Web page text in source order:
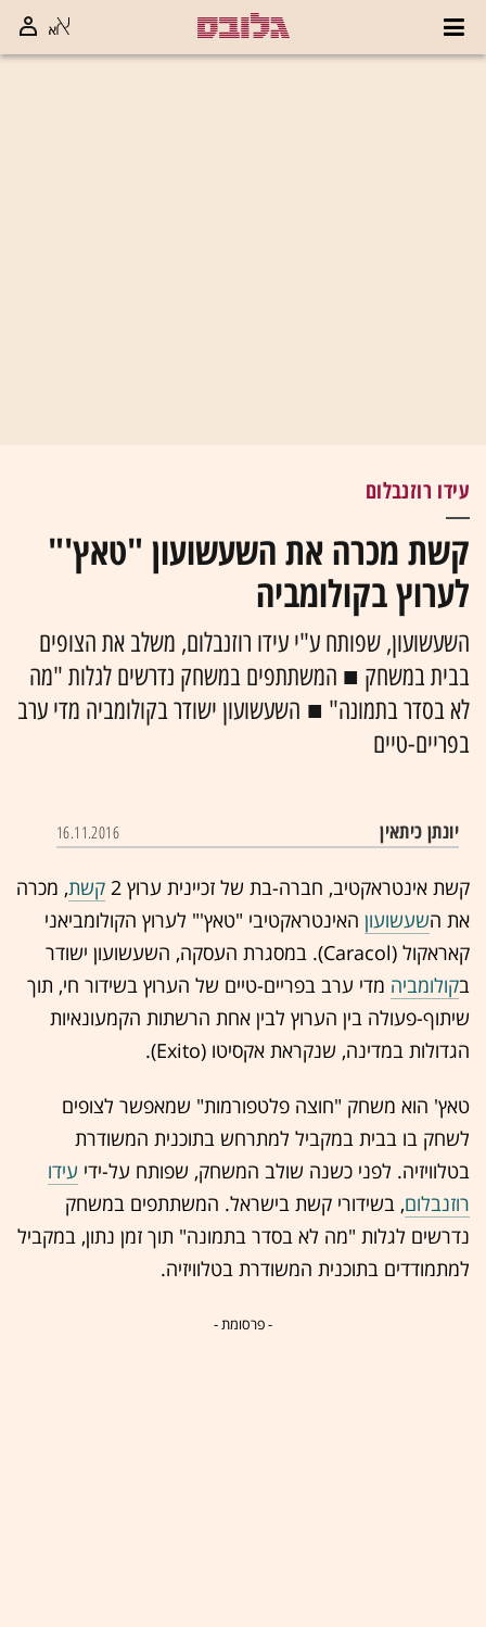
עידו רוזנבלום
קשת מכרה את השעשועון "טאץ'"
לערוץ בקולומביה
השעשועון, שפותח ע"י עידו רוזנבלום, משלב את הצופים
בבית במשחק ■ המשתתפים במשחק נדרשים לגלות "מה
לא בסדר בתמונה" ■ השעשועון ישודר בקולומביה מדי ערב
בפריים-טיים
יונתן כיתאין 16.11.2016
קשת אינטראקטיב, חברה-בת של זכיינית ערוץ 2 קשת, מכרה
את השעשועון האינטראקטיבי "טאץ'" לערוץ הקולומביאני
קאראקול (Caracol). במסגרת העסקה, השעשועון ישודר
בקולומביה מדי ערב בפריים-טיים של הערוץ בשידור חי, תוך
שיתוף-פעולה בין הערוץ לבין אחת הרשתות הקמעונאיות
הגדולות במדינה, שנקראת אקסיטו (Exito).
טאץ' הוא משחק "חוצה פלטפורמות" שמאפשר לצופים
לשחק בו בבית במקביל למתרחש בתוכנית המשודרת
בטלוויזיה. לפני כשנה שולב המשחק, שפותח על-ידי עידו
רוזנבלום, בשידורי קשת בישראל. המשתתפים במשחק
נדרשים לגלות "מה לא בסדר בתמונה" תוך זמן נתון, במקביל
למתמודדים בתוכנית המשודרת בטלוויזיה.
- פרסומת -